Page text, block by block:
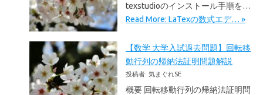
texstudioのインストール手順を…
Read More: LaTexの数式エデ… »
【数学 大学入試過去問題】回転移
動行列の帰納法証明問題解説
投稿者: 気まぐれSE
概要 回転移動行列の帰納法証明問